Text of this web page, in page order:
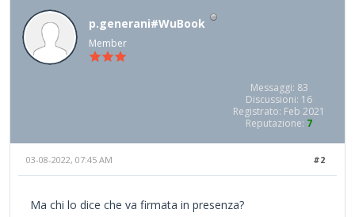
p.generani#WuBook
Member
Messaggi: 83
Discussioni: 16
Registrato: Feb 2021
Reputazione: 7
#2
03-08-2022, 07:45 AM
Ma chi lo dice che va firmata in presenza?